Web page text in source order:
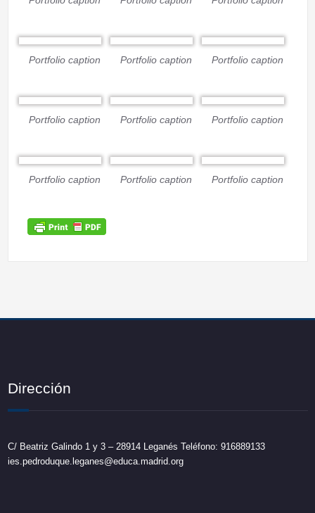
Portfolio caption Portfolio caption Portfolio caption
Portfolio caption Portfolio caption Portfolio caption
Portfolio caption Portfolio caption Portfolio caption
Dirección
C/ Beatriz Galindo 1 y 3 – 28914 Leganés Teléfono: 916889133
ies.pedroduque.leganes@educa.madrid.org